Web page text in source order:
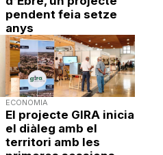
pendent feia setze
anys
ECONOMIA
El projecte GIRA inicia
el diàleg amb el
territori amb les